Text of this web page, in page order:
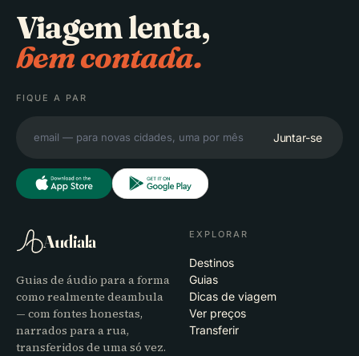
Viagem lenta,
bem contada.
FIQUE A PAR
Juntar-se
Audiala
Guias de áudio para a forma
como realmente deambula
— com fontes honestas,
narrados para a rua,
transferidos de uma só vez.
EXPLORAR
Destinos
Guias
Dicas de viagem
Ver preços
Transferir